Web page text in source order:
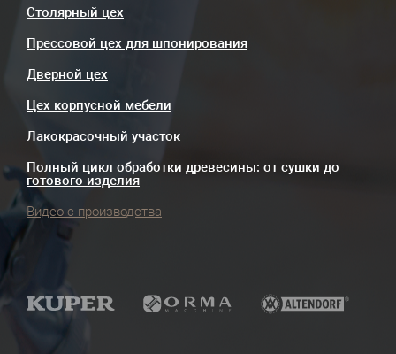
Столярный цех
Прессовой цех для шпонирования
Дверной цех
Цех корпусной мебели
Лакокрасочный участок
Полный цикл обработки древесины: от сушки до
готового изделия
Видео с производства